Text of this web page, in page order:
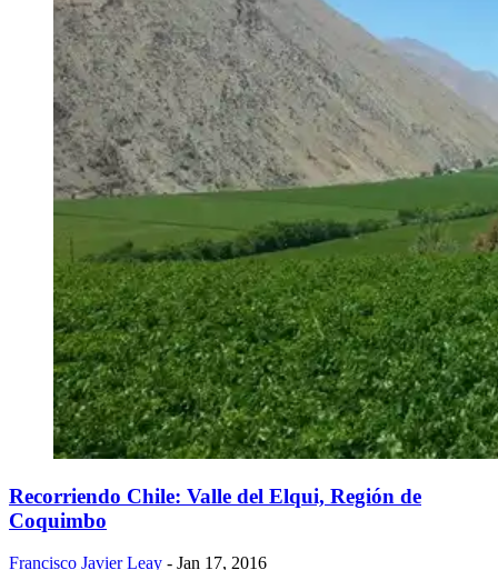
Recorriendo Chile: Valle del Elqui, Región de
Coquimbo
Francisco Javier Leay - Jan 17, 2016